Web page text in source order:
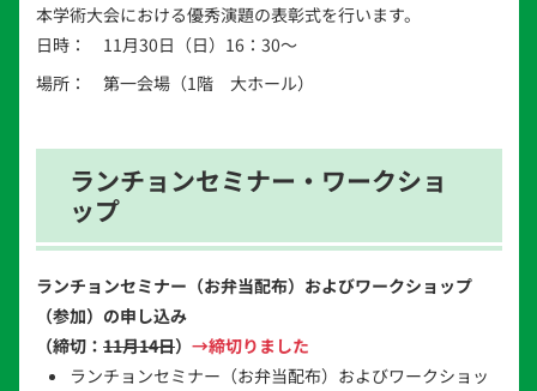
本学術大会における優秀演題の表彰式を行います。
日時：
11月30日（日）16：30～
場所：
第一会場（1階 大ホール）
ランチョンセミナー・ワークショ
ップ
ランチョンセミナー（お弁当配布）およびワークショップ
（参加）の申し込み
（締切： 11月14日） →締切りました
ランチョンセミナー（お弁当配布）およびワークショッ